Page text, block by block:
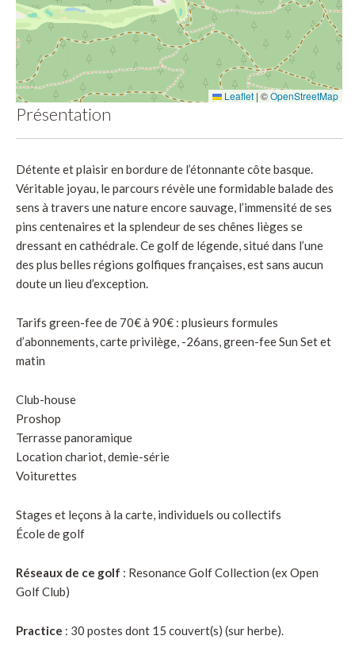
Leaflet | ©OpenStreetMap
Présentation
Détente et plaisir en bordure de l’étonnante côte basque.
Véritable joyau, le parcours révèle une formidable balade des
sens à travers une nature encore sauvage, l’immensité de ses
pins centenaires et la splendeur de ses chênes lièges se
dressant en cathédrale. Ce golf de légende, situé dans l’une
des plus belles régions golfiques françaises, est sans aucun
doute un lieu d’exception.
Tarifs green-fee de 70€ à 90€ : plusieurs formules
d’abonnements, carte privilège, -26ans, green-fee Sun Set et
matin
Club-house
Proshop
Terrasse panoramique
Location chariot, demie-série
Voiturettes
Stages et leçons à la carte, individuels ou collectifs
École de golf
Réseaux de ce golf : Resonance Golf Collection (ex Open
Golf Club)
Practice : 30 postes dont 15 couvert(s) (sur herbe).